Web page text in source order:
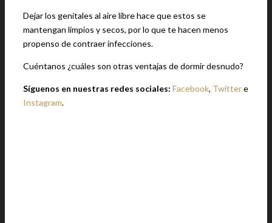
Dejar los genitales al aire libre hace que estos se
mantengan limpios y secos, por lo que te hacen menos
propenso de contraer infecciones.
Cuéntanos ¿cuáles son otras ventajas de dormir desnudo?
Síguenos en nuestras redes sociales: Facebook, Twittere
Instagram.